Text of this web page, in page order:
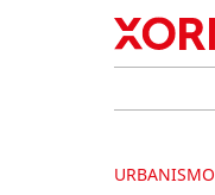
URBANISMO